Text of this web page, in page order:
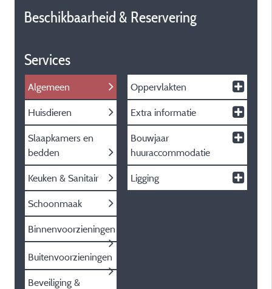
Beschikbaarheid & Reservering
Services
Algemeen
Huisdieren
Slaapkamers en
bedden
Keuken & Sanitair
Schoonmaak
Binnenvoorzieningen
Buitenvoorzieningen
Beveiliging &
Oppervlakten
Extra informatie
Bouwjaar
huuraccommodatie
Ligging